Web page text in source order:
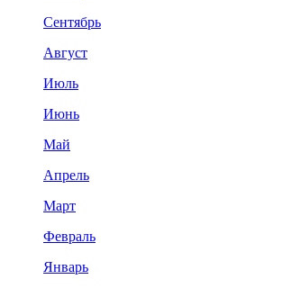
Сентябрь
Август
Июль
Июнь
Май
Апрель
Март
Февраль
Январь